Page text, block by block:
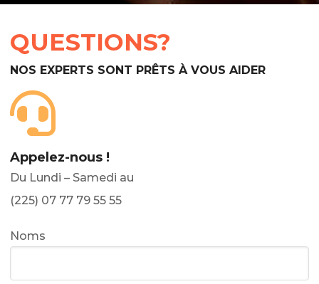
QUESTIONS?
NOS EXPERTS SONT PRÊTS À VOUS AIDER
Appelez-nous !
Du Lundi – Samedi au
(225) 07 77 79 55 55
Noms